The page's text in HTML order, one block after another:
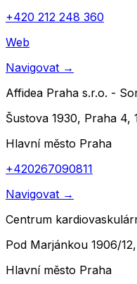
+420 212 248 360
Web
Navigovat →
Affidea Praha s.r.o. -
Šustova 1930, Praha 4,
Hlavní město Praha
+420267090811
Navigovat →
Centrum
Pod Marjánkou 1906/
Hlavní město Praha